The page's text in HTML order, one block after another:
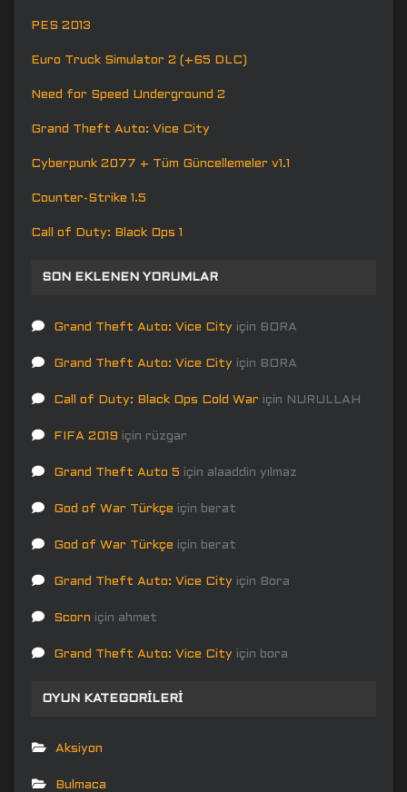
PES 2013
Euro Truck Simulator 2 (+65 DLC)
Need for Speed Underground 2
Grand Theft Auto: Vice City
Cyberpunk 2077 + Tüm Güncellemeler v1.1
Counter-Strike 1.5
Call of Duty: Black Ops 1
SON EKLENEN YORUMLAR
Grand Theft Auto: Vice City için BORA
Grand Theft Auto: Vice City için BORA
Call of Duty: Black Ops Cold War için NURULLAH
FIFA 2019 için rüzgar
Grand Theft Auto 5 için alaaddin yılmaz
God of War Türkçe için berat
God of War Türkçe için berat
Grand Theft Auto: Vice City için Bora
Scorn için ahmet
Grand Theft Auto: Vice City için bora
OYUN KATEGORILERI
Aksiyon
Bulmaca